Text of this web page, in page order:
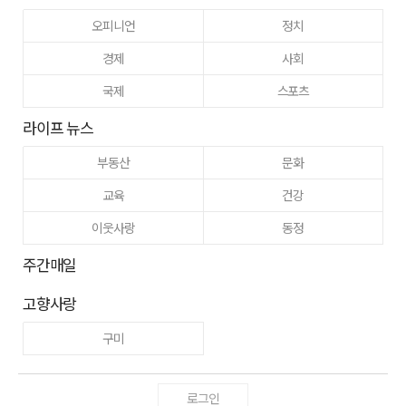
오피니언
정치
경제
사회
국제
스포츠
라이프 뉴스
부동산
문화
교육
건강
이웃사랑
동정
주간매일
고향사랑
구미
로그인